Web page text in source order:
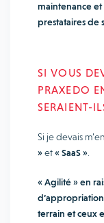
maintenance et
prestataires de
SI VOUS
PRAXEDO
SERAIENT-
Si je devais
»et« SaaS »
« Agilité » en
terrain et ceux